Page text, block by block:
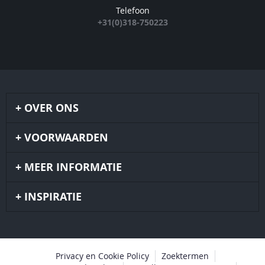
Telefoon
+31(0)318-750223
OVER ONS
VOORWAARDEN
MEER INFORMATIE
INSPIRATIE
Privacy en Cookie Policy
Zoektermen